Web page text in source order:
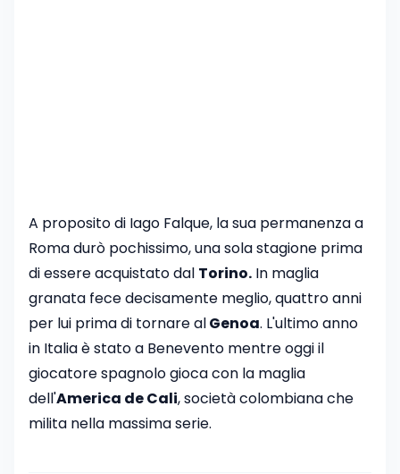
A proposito di Iago Falque, la sua permanenza a
Roma durò pochissimo, una sola stagione prima
di essere acquistato dal Torino. In maglia
granata fece decisamente meglio, quattro anni
per lui prima di tornare alGenoa. L'ultimo anno
in Italia è stato a Benevento mentre oggi il
giocatore spagnolo gioca con la maglia
dell'America de Cali, società colombiana che
milita nella massima serie.